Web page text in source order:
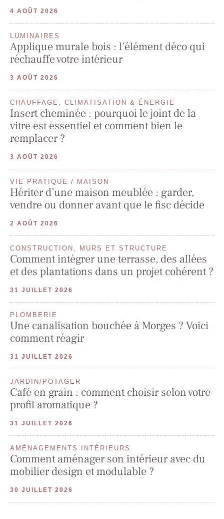
4 AOÛT 2026
LUMINAIRES
Applique murale bois : l’élément déco qui
réchauffe votre intérieur
3 AOÛT 2026
CHAUFFAGE, CLIMATISATION & ÉNERGIE
Insert cheminée : pourquoi le joint de la
vitre est essentiel et comment bien le
remplacer ?
3 AOÛT 2026
VIE PRATIQUE / MAISON
Hériter d’une maison meublée : garder,
vendre ou donner avant que le fisc décide
2 AOÛT 2026
CONSTRUCTION, MURS ET STRUCTURE
Comment intégrer une terrasse, des allées
et des plantations dans un projet cohérent ?
31 JUILLET 2026
PLOMBERIE
Une canalisation bouchée à Morges ? Voici
comment réagir
31 JUILLET 2026
JARDIN/POTAGER
Café en grain : comment choisir selon votre
profil aromatique ?
31 JUILLET 2026
AMÉNAGEMENTS INTÉRIEURS
Comment aménager son intérieur avec du
mobilier design et modulable ?
30 JUILLET 2026